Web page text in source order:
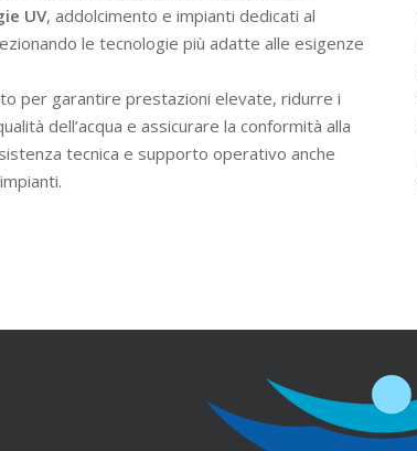
UV, addolcimento e impianti dedicati al
le tecnologie più adatte alle esigenze
per garantire prestazioni elevate, ridurre i
dell’acqua e assicurare la conformità alla
tecnica e supporto operativo anche